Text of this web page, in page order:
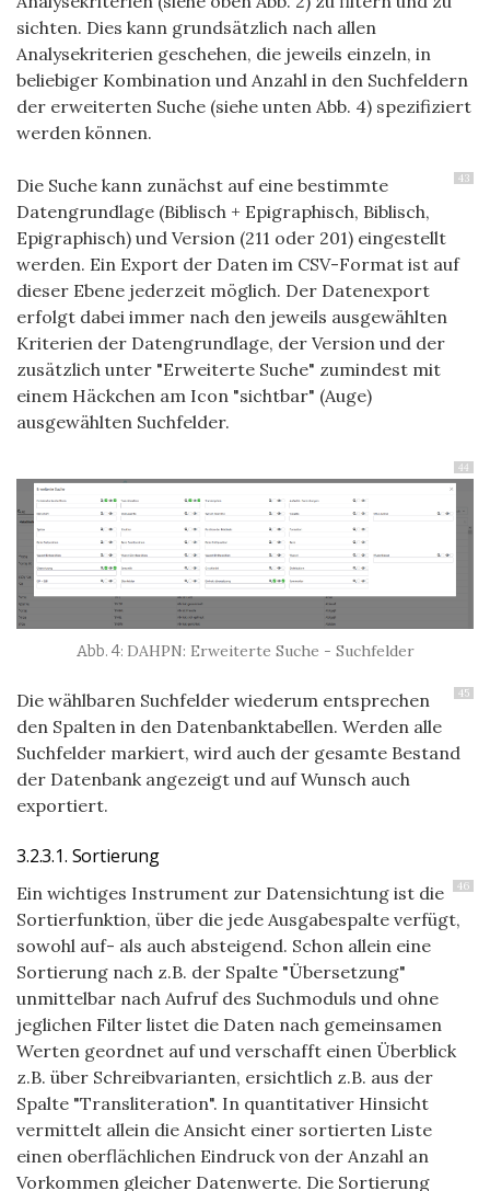
sichten. Dies kann grundsätzlich nach allen
Analysekriterien geschehen, die jeweils einzeln, in
beliebiger Kombination und Anzahl in den Suchfeldern
der erweiterten Suche (siehe unten Abb. 4) spezifiziert
werden können.
43
Die Suche kann zunächst auf eine bestimmte
Datengrundlage (Biblisch + Epigraphisch, Biblisch,
Epigraphisch) und Version (211 oder 201) eingestellt
werden. Ein Export der Daten im CSV-Format ist auf
dieser Ebene jederzeit möglich. Der Datenexport
erfolgt dabei immer nach den jeweils ausgewählten
Kriterien der Datengrundlage, der Version und der
zusätzlich unter "Erweiterte Suche" zumindest mit
einem Häckchen am Icon "sichtbar" (Auge)
ausgewählten Suchfelder.
44
DAHPN: Erweiterte Suche - Suchfelder
45
Die wählbaren Suchfelder wiederum entsprechen
den Spalten in den Datenbanktabellen. Werden alle
Suchfelder markiert, wird auch der gesamte Bestand
der Datenbank angezeigt und auf Wunsch auch
exportiert.
3.2.3.1. Sortierung
46
Ein wichtiges Instrument zur Datensichtung ist die
Sortierfunktion, über die jede Ausgabespalte verfügt,
sowohl auf- als auch absteigend. Schon allein eine
Sortierung nach z.B. der Spalte "Übersetzung"
unmittelbar nach Aufruf des Suchmoduls und ohne
jeglichen Filter listet die Daten nach gemeinsamen
Werten geordnet auf und verschafft einen Überblick
z.B. über Schreibvarianten, ersichtlich z.B. aus der
Spalte "Transliteration". In quantitativer Hinsicht
vermittelt allein die Ansicht einer sortierten Liste
einen oberflächlichen Eindruck von der Anzahl an
Vorkommen gleicher Datenwerte. Die Sortierung